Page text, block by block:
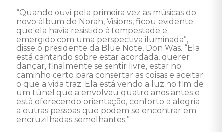
“Quando ouvi pela primeira vez as músicas do
novo álbum de Norah, Visions, ficou evidente
que ela havia resistido à tempestade e
emergido com uma perspectiva iluminada”,
disse o presidente da Blue Note, Don Was. “Ela
está cantando sobre estar acordada, querer
dançar, finalmente se sentir livre, estar no
caminho certo para consertar as coisas e aceitar
o que a vida traz. Ela está vendo a luz no fim de
um túnel que a envolveu quatro anos antes e
está oferecendo orientação, conforto e alegria
a outras pessoas que podem se encontrar em
encruzilhadas semelhantes.”